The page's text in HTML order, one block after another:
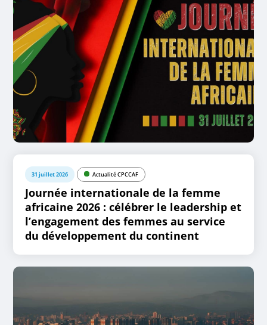
31 juillet 2026 Actualité CPCCAF
Journée internationale de la femme
africaine 2026 : célébrer le leadership et
l’engagement des femmes au service
du développement du continent